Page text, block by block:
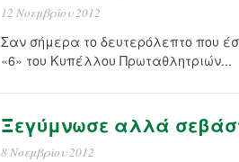
12 Νοεμβρίου 2012
Σαν σήμερα το δευτερόλεπτο που
«6» του Κυπέλλου Πρωταθλητριών...
Ξεγύμνωσε αλλά
8 Νοεμβρίου 2012